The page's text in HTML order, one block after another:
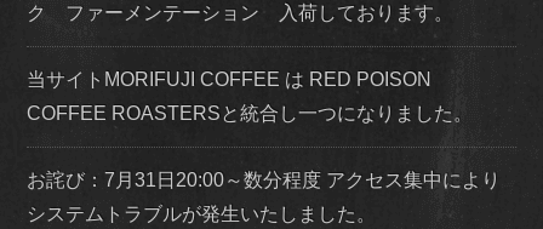
ク ファーメンテーション 入荷しております。
当サイトMORIFUJI COFFEE は RED POISON
COFFEE ROASTERSと統合し一つになりました。
お詫び：7月31日20:00～数分程度 アクセス集中により
システムトラブルが発生いたしました。